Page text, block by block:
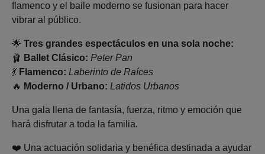
flamenco y el baile moderno se fusionan para hacer
vibrar al público.
🌟 Tres grandes espectáculos en una sola noche:
🩰 Ballet Clásico: Peter Pan
💃 Flamenco: Laberinto de Raíces
🔥 Moderno / Urbano: Latidos Urbanos
Una gala llena de fantasía, fuerza, ritmo y emoción que
hará disfrutar a toda la familia.
❤️ Una actuación solidaria y benéfica destinada a ayudar